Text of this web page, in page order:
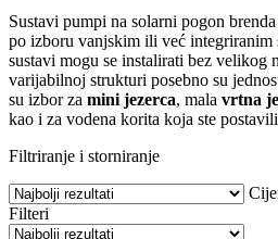
Sustavi pumpi na solarni pogon brenda
po izboru vanjskim ili već
sustavi mogu se instalirati bez velikog
varijabilnoj strukturi posebno su
su izbor za mini jezerca, mala vrtna
kao i za vodena korita koja ste
Filtriranje i storniranje
Filteri